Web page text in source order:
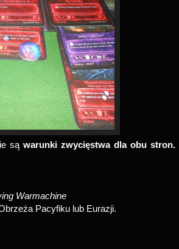
są warunki zwycięstwa dla obu stron.
Warmachine
Pacyfiku lub Eurazji.